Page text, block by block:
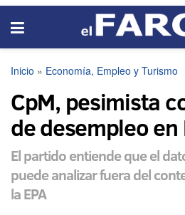
Inicio » Economía, Empleo y Turismo
CpM, pesimista
de desempleo
El partido entiende que el
puede analizar fuera del
la EPA